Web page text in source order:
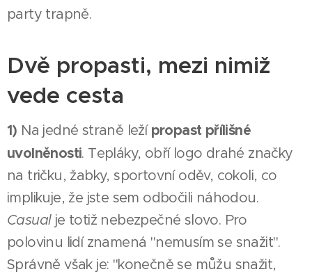
party trapně.
Dvě propasti, mezi nimiž
vede cesta
1) Na jedné straně leží propast přílišné
uvolněnosti. Tepláky, obří logo drahé značky
na tričku, žabky, sportovní oděv, cokoli, co
implikuje, že jste sem odbočili náhodou.
Casualje totiž nebezpečné slovo. Pro
polovinu lidí znamená "nemusím se snažit".
Správně však je: "konečně se můžu snažit,